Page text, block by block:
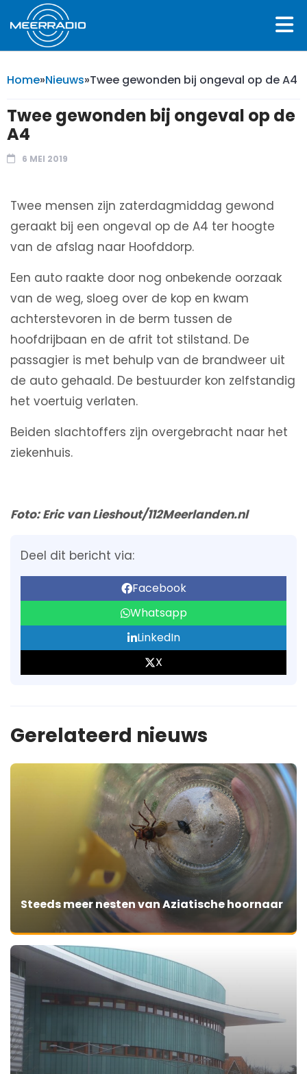
Home»Nieuws»Twee gewonden bij ongeval op de A4
Twee gewonden bij ongeval op de
A4
6 MEI 2019
Twee mensen zijn zaterdagmiddag gewond
geraakt bij een ongeval op de A4 ter hoogte
van de afslag naar Hoofddorp.
Een auto raakte door nog onbekende oorzaak
van de weg, sloeg over de kop en kwam
achterstevoren in de berm tussen de
hoofdrijbaan en de afrit tot stilstand. De
passagier is met behulp van de brandweer uit
de auto gehaald. De bestuurder kon zelfstandig
het voertuig verlaten.
Beiden slachtoffers zijn overgebracht naar het
ziekenhuis.
Foto: Eric van Lieshout/112Meerlanden.nl
Deel dit bericht via:
Facebook
Whatsapp
LinkedIn
X
Gerelateerd nieuws
Steeds meer nesten van Aziatische hoornaar